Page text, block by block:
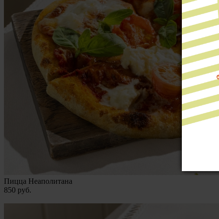
Пицца Неаполитана
850 руб.